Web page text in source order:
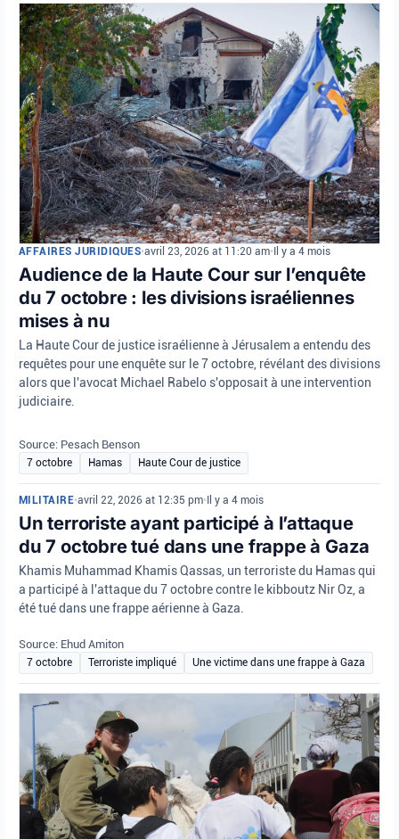
AFFAIRES JURIDIQUES•avril 23, 2026 at 11:20 am• Il y a 4 mois
Audience de la Haute Cour sur l’enquête
du 7 octobre : les divisions israéliennes
mises à nu
La Haute Cour de justice israélienne à Jérusalem a entendu des
requêtes pour une enquête sur le 7 octobre, révélant des divisions
alors que l'avocat Michael Rabelo s'opposait à une intervention
judiciaire.
Source: Pesach Benson
7 octobre Hamas Haute Cour de justice
MILITAIRE•avril 22, 2026 at 12:35 pm• Il y a 4 mois
Un terroriste ayant participé à l’attaque
du 7 octobre tué dans une frappe à Gaza
Khamis Muhammad Khamis Qassas, un terroriste du Hamas qui
a participé à l'attaque du 7 octobre contre le kibboutz Nir Oz, a
été tué dans une frappe aérienne à Gaza.
Source: Ehud Amiton
7 octobre Terroriste impliqué Une victime dans une frappe à Gaza